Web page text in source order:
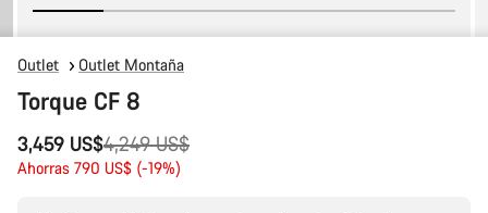
Outlet Outlet Montaña
Torque CF 8
3,459 US$
Precio
original
4,249 US$
Ahorras 790 US$ (-19%)